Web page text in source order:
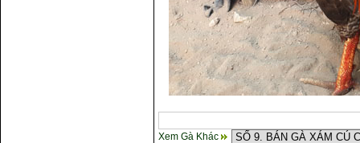
Xem Gà Khác